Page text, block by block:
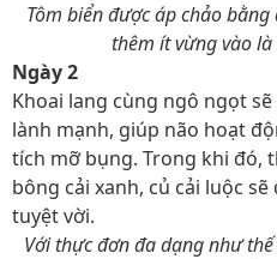
Tôm biển được áp chảo
thêm ít vừng vào
Ngày 2
Khoai lang cùng ngô ngọt
lành mạnh, giúp não hoạt
tích mỡ bụng. Trong khi đó,
bông cải xanh, củ cải luộc
tuyệt vời.
Với thực đơn đa dạng như